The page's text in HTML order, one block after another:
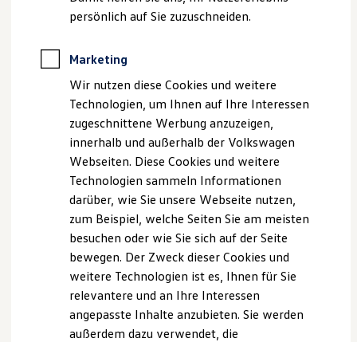
Reichweite
Rekuperation
Laden unterwegs
Laden Zuhause
Ladestationen finden
Ladezeitensimulator
Batterie
Sicherheit
Nachhaltigkeit
Technologie
Kosten und Kauf
Verbrauchskosten
Kaufoptionen
E-Auto-Förderung
Software und Konnektivität
Die ID. Software 6
ID. Software Versionen und Updates
Digitale Extras
Schnittstellen zu Ihrem ID.
Ausstattungen können in einzelnen Details vom aktuellen
teilweise Sonderausstattungen der Fahrzeuge gegen
Mehrpreis.
Bitte beachten Sie auch unseren Konfigurator für eine
Übersicht der aktuell verfügbaren Modelle und Ausstattungen.
Die angegebenen Verbrauchs- und Emissionswerte beziehen
sich nicht auf ein einzelnes Fahrzeug und sind nicht Bestandteil
des Angebots, sondern dienen allein Vergleichszwecken
zwischen den verschiedenen Fahrzeugtypen.
Zusatzausstattungen und
usw.) können relevante Fahrzeugparameter, wie z. B.
Rollwiderstand und Aerodynamik verändern und neben
Witterungs- und Verkehrsbedingungen sowie dem
individuellen Fahrverhalten den Kraftstoffverbrauch, den
Stromverbrauch, die CO₂-Emissionen und die
Fahrleistungswerte eines Fahrzeugs beeinflussen.
persönlich auf Sie zuzuschneiden.
Marketing
Wir nutzen diese Cookies und weitere
Technologien, um Ihnen auf Ihre Interessen
zugeschnittene Werbung anzuzeigen,
innerhalb und außerhalb der Volkswagen
Webseiten. Diese Cookies und weitere
Technologien sammeln Informationen
darüber, wie Sie unsere Webseite nutzen,
zum Beispiel, welche Seiten Sie am meisten
besuchen oder wie Sie sich auf der Seite
bewegen. Der Zweck dieser Cookies und
weitere Technologien ist es, Ihnen für Sie
relevantere und an Ihre Interessen
angepasste Inhalte anzubieten. Sie werden
außerdem dazu verwendet, die